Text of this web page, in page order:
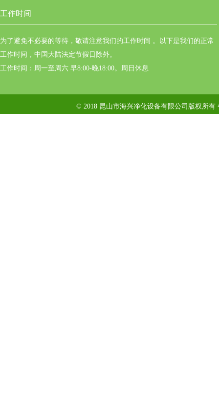
工作时间
为了避免不必要的等待，敬请注意我们的工作时间 。以下是我们的正常
工作时间，中国大陆法定节假日除外。
工作时间：周一至周六 早8:00-晚18:00。周日休息
© 2018 昆山市海兴净化设备有限公司版权所有